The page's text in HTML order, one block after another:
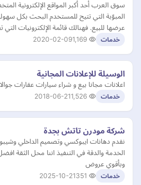
سوق العرب أحد أكبر المواقع الإلكترونية
المبوّبة التي تتيح للمستخدم البحث بكل
عرضها للبيع. فهنالك قائمة الإلكترونيات
خدمات 2020-02-09
الوسيلة للإعلانات المجانية
اعلانات مجانا بيع و شراء سيارات عقارات
خدمات 2018-06-21
شركة مودرن تاتش بجدة
نقدم دهانات ايبوكسي وتصميم الداخلي
الخدمة والدقة في التنفيذ اننا محل الثقة
وبأقوي عروض
خدمات 2025-10-21